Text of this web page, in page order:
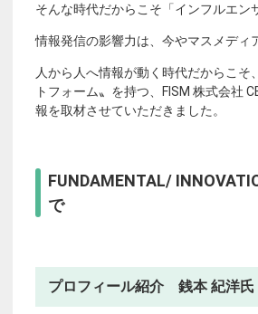
そんな時代だからこそ「インフルエン
情報発信の影響力は、今やマスメディ
人から人へ情報が動く時代だからこ
トフォーム〟を持つ、FISM 株式会社
報を取材させていただきました。
FUNDAMENTAL/
で
プロフィール紹介 銭本 紀洋氏